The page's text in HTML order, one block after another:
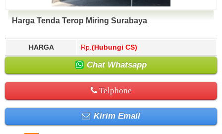
Harga Tenda Terop Miring Surabaya
HARGA Rp. (Hubungi CS)
Chat Whatsapp
Telphone
Kirim Email